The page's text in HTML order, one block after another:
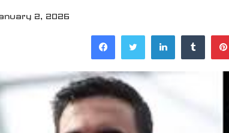
2, 2026